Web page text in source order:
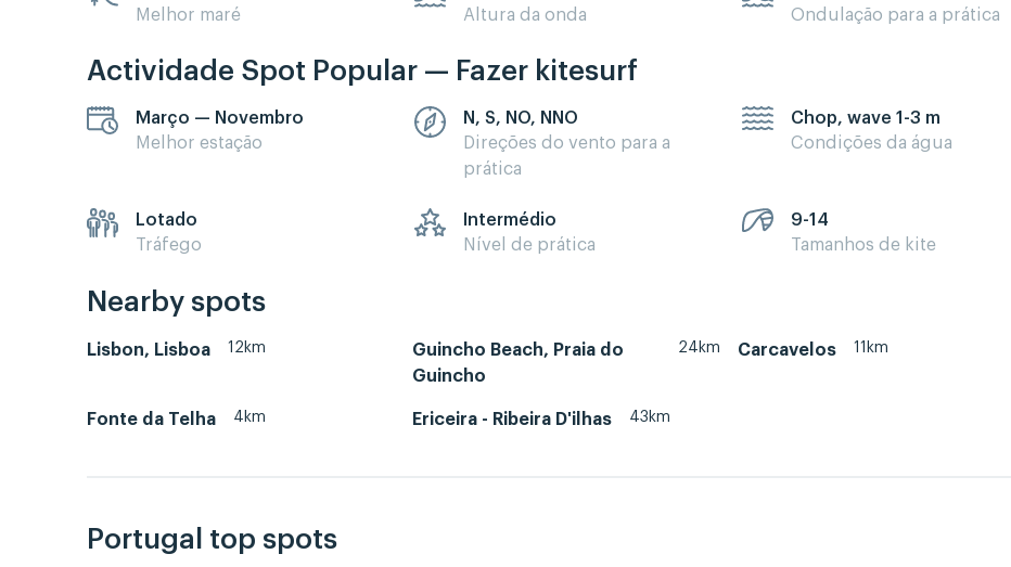
Melhor maré
Altura da onda
Ondulação para a prática
Actividade Spot Popular — Fazer kitesurf
Março — Novembro
Melhor estação
N, S, NO, NNO
Direções do vento para a
prática
Chop, wave 1-3 m
Condições da água
Lotado
Tráfego
Intermédio
Nível de prática
9-14
Tamanhos de kite
Nearby spots
Lisbon, Lisboa 12km
Guincho Beach, Praia do
Guincho
24km Carcavelos 11km
Fonte da Telha 4km Ericeira - Ribeira D'ilhas 43km
Portugal top spots